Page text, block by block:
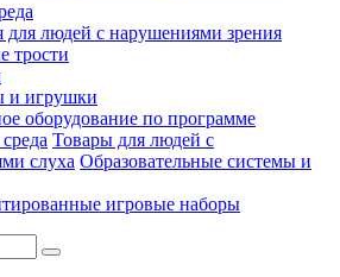
для людей с нарушениями зрения
трости
и игрушки
оборудование по программе
Товары для людей с
слуха Образовательные системы и
игровые наборы